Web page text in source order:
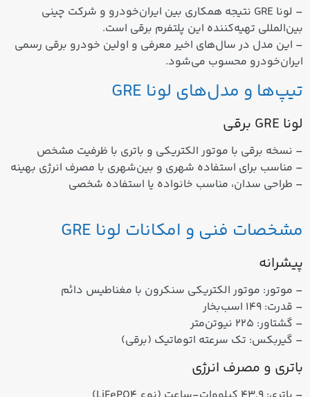
– لونا GRE نتیجه همکاری بین ایران‌خودرو و شرکت چینی
بین‌المللی تهیه‌کننده این پلتفرم برقی است.
– این مدل در سال‌های اخیر معرفی و اولین خودرو برقی رسمی
ایران‌خودرو محسوب می‌شود.
تیپ‌ها و مدل‌های لونا GRE
لونا GRE برقی
– نسخه برقی با موتور الکتریکی و باتری با ظرفیت مشخص
– مناسب برای استفاده شهری و بین‌شهری با مصرف انرژی بهینه
– طراحی سدان، مناسب خانواده یا استفاده شخصی
مشخصات فنی و امکانات لونا GRE
پیشرانه
– موتور: موتور الکتریکی سنکرون با مغناطیس دائم
– قدرت: ۱۴۹ اسب‌بخار
– گشتاور: ۲۲۵ نیوتن‌متر
– گیربکس: تک سرعته اتوماتیک (برقی)
باتری و مصرف انرژی